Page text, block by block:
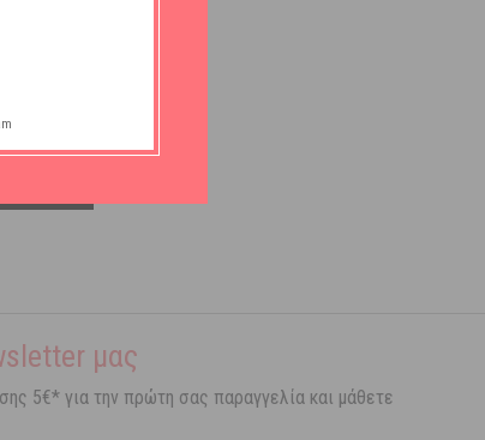
μας
5€* για την πρώτη σας παραγγελία και μάθετε